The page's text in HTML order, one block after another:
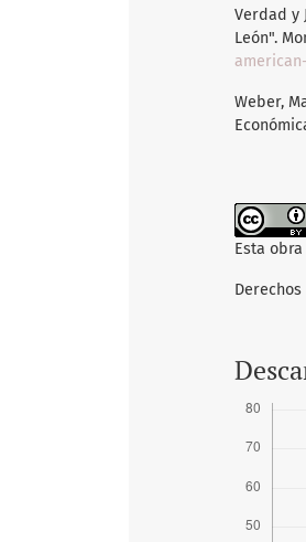
Verdad y
León".
Weber,
Esta